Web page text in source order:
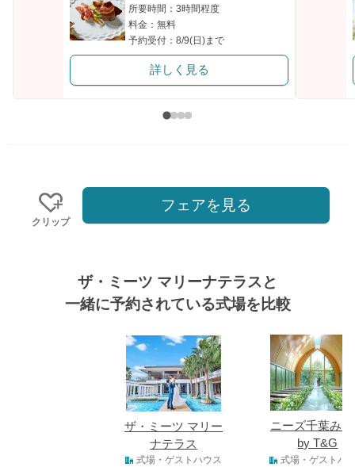
所要時間：3時間程度
料金：無料
予約受付：8/9(日)まで
詳しく見る
クリップ
フェアを見る
ザ・ミーツ マリーナテラスと
一緒に予約されている式場を比較
ザ・ミーツ マリー
ナテラス
ニーズ千葉み
by T&G
式場・ゲストハウス 式場・ゲストハ